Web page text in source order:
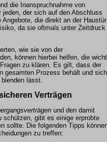
die Inanspruchnahme von
jeden, der sich auf den Abschluss
die direkt an der Haustür
da sie oftmals unter Zeitdruck
wie sie von der
können hierbei helfen, die
zu klären. Es gilt, dass der
gesamten Prozess behält und sich
lässt.
Verträgen
und den damit
schützen, gibt es einige erprobte
sollte. Die folgenden Tipps
zu treffen: